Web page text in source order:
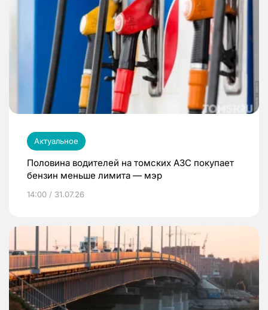
Актуальное
Половина водителей на томских АЗС покупает
бензин меньше лимита — мэр
14:00 / 31.07.26